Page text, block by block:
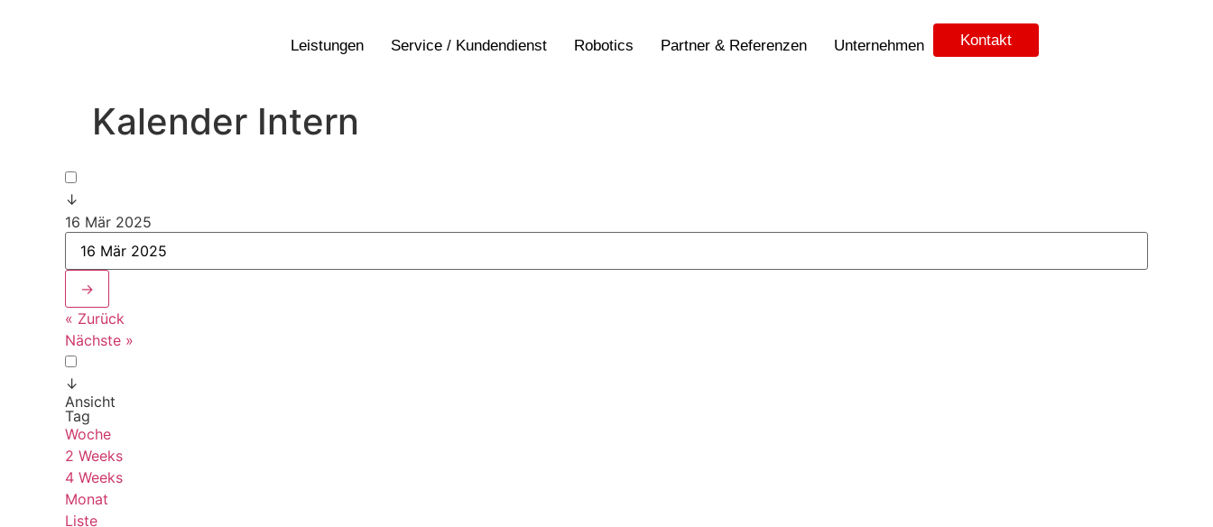
Leistungen Service / Kundendienst Robotics Partner & Referenzen Unternehmen Kontakt
Kalender Intern
↓
16 Mär 2025
→
« Zurück
Nächste »
↓
Ansicht
Tag
Woche
2 Weeks
4 Weeks
Monat
Liste